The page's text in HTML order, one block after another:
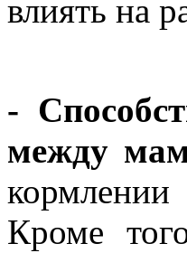
влиять на
-
между
Кроме